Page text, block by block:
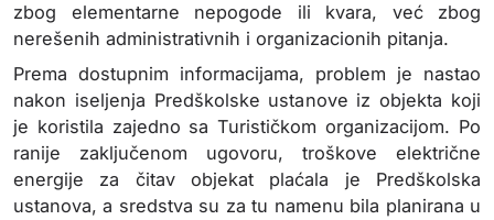
zbog elementarne nepogode ili kvara, već zbog
nerešenih administrativnih i organizacionih pitanja.
Prema dostupnim informacijama, problem je nastao
nakon iseljenja Predškolske ustanove iz objekta koji
je koristila zajedno sa Turističkom organizacijom. Po
ranije zaključenom ugovoru, troškove električne
energije za čitav objekat plaćala je Predškolska
ustanova, a sredstva su za tu namenu bila planirana u